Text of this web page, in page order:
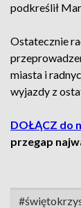
podkreślił
Ostatecznie
miasta i
wyjazdy z
DOŁĄCZ do
przegap